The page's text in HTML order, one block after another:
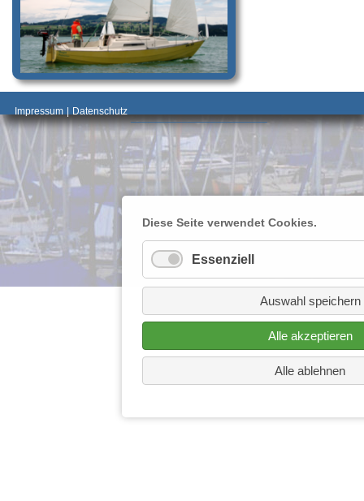
Impressum Datenschutz ________________________
Diese Seite verwendet Cookies.
Essenziell
Auswahl speichern
Alle akzeptieren
Alle ablehnen